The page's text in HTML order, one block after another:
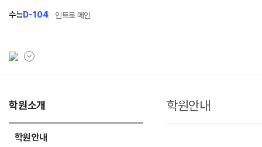
수능D-104 인트로 메인
학원소개
학원안내
N Class
학원소개
학원안내
학원안내